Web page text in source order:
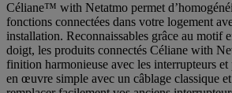
Céliane™ with Netatmo permet
fonctions connectées dans votre logement
installation. Reconnaissables grâce au motif
doigt, les produits connectés Céliane with
finition harmonieuse avec les interrupteurs
en œuvre simple avec un câblage classique